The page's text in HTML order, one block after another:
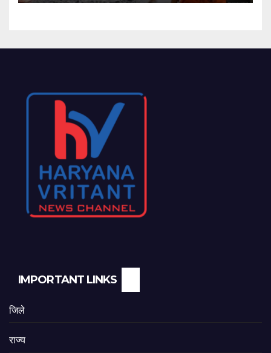
IMPORTANT LINKS
जिले
राज्य